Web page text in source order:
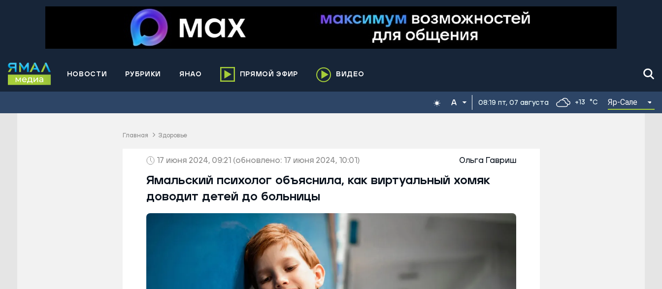
НОВОСТИ РУБРИКИ ЯНАО
район
Муравленко
Новый Уренгой
Ноябрьск
Приуральский район
Пуровский район
ПРЯМОЙ ЭФИР ВИДЕО
08:19 пт, 07 августа +13 °C Яр-Сале
Главная Здоровье
17 июня 2024, 09:21 (обновлено: 17 июня 2024, 10:01) Ольга Гавриш
Ямальский психолог объяснила, как виртуальный хомяк
доводит детей до больницы